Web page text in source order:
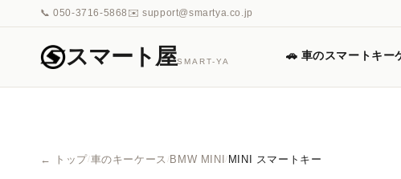
ンツに
📞 050-3716-5868 ✉️ support@smartya.co.jp
スマート屋SMART-YA 🚗 車のスマートキー
← トップ/車のキーケース /BMW MINI/ MINI スマートキー